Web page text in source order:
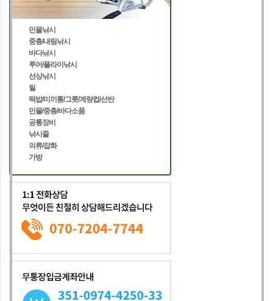
민물낚시
중층/내림낚시
바다낚시
루어/플라이낚시
선상낚시
릴
떡밥/미끼통/그릇/계량컵/선반
민물/중층/바다소품
공통장비
낚시줄
의류/잡화
가방